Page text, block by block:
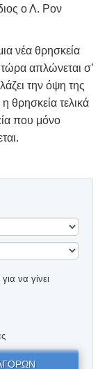
ο Λ. Ρον
νέα θρησκεία
απλώνεται σ’
την όψη της
θρησκεία τελικά
που μόνο
να γίνει